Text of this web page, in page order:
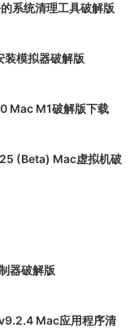
系统清理工具破解版
模拟器破解版
Mac M1破解版下载
(Beta) Mac虚拟机破
器破解版
Mac应用程序清